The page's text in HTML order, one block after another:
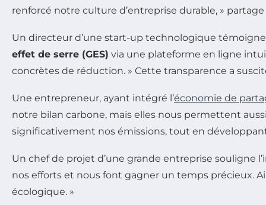
renforcé notre culture d’entreprise durable, »
Un directeur d’une start-up technologique
effet de serre (GES) via une plateforme en ligne
concrètes de réduction. » Cette transparence a
Une entrepreneur, ayant intégré l’économie de
notre bilan carbone, mais elles nous permettent
significativement nos émissions, tout en
Un chef de projet d’une grande entreprise souligne
nos efforts et nous font gagner un temps précieux.
écologique. »